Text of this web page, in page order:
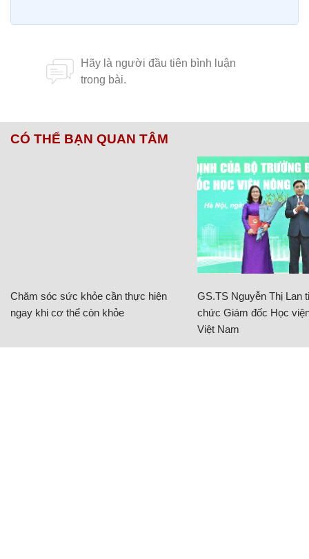
CÓ THỂ BẠN QUAN TÂM
Chăm sóc sức khỏe cần thực hiện
ngay khi cơ thể còn khỏe
GS.TS Nguyễn Thị Lan
chức Giám đốc Học
Việt Nam